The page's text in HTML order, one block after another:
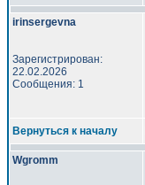
irinsergevna
Зарегистрирован:
22.02.2026
Сообщения: 1
Вернуться к началу
Wgromm